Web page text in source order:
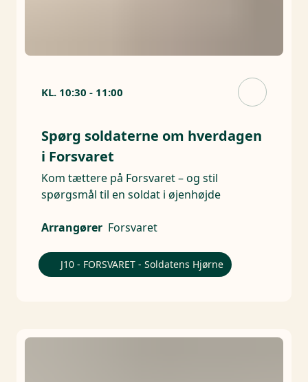
KL. 10:30 - 11:00
Spørg soldaterne om hverdagen
i Forsvaret
Kom tættere på Forsvaret – og stil
spørgsmål til en soldat i øjenhøjde
Arrangører Forsvaret
J10 - FORSVARET - Soldatens Hjørne